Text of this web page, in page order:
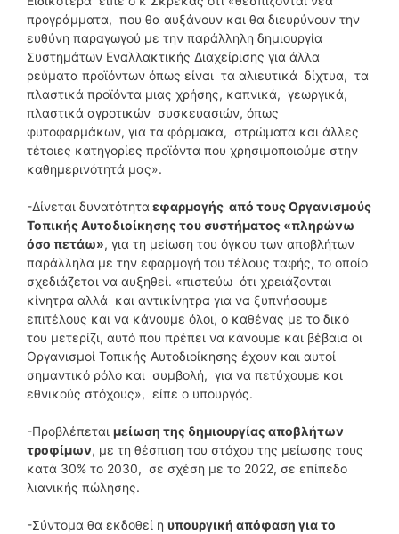
προγράμματα, που θα αυξάνουν και θα διευρύνουν την
ευθύνη παραγωγού με την παράλληλη δημιουργία
Συστημάτων Εναλλακτικής Διαχείρισης για άλλα
ρεύματα προϊόντων όπως είναι τα αλιευτικά δίχτυα, τα
πλαστικά προϊόντα μιας χρήσης, καπνικά, γεωργικά,
πλαστικά αγροτικών συσκευασιών, όπως
φυτοφαρμάκων, για τα φάρμακα, στρώματα και άλλες
τέτοιες κατηγορίες προϊόντα που χρησιμοποιούμε στην
καθημερινότητά μας».
-Δίνεται δυνατότητα εφαρμογής από τους Οργανισμούς
Τοπικής Αυτοδιοίκησης του συστήματος «πληρώνω
όσο πετάω», για τη μείωση του όγκου των αποβλήτων
παράλληλα με την εφαρμογή του τέλους ταφής, το οποίο
σχεδιάζεται να αυξηθεί. «πιστεύω ότι χρειάζονται
κίνητρα αλλά και αντικίνητρα για να ξυπνήσουμε
επιτέλους και να κάνουμε όλοι, ο καθένας με το δικό
του μετερίζι, αυτό που πρέπει να κάνουμε και βέβαια οι
Οργανισμοί Τοπικής Αυτοδιοίκησης έχουν και αυτοί
σημαντικό ρόλο και συμβολή, για να πετύχουμε και
εθνικούς στόχους», είπε ο υπουργός.
-Προβλέπεται μείωση της δημιουργίας αποβλήτων
τροφίμων, με τη θέσπιση του στόχου της μείωσης τους
κατά 30% το 2030, σε σχέση με το 2022, σε επίπεδο
λιανικής πώλησης.
-Σύντομα θα εκδοθεί η υπουργική απόφαση για το